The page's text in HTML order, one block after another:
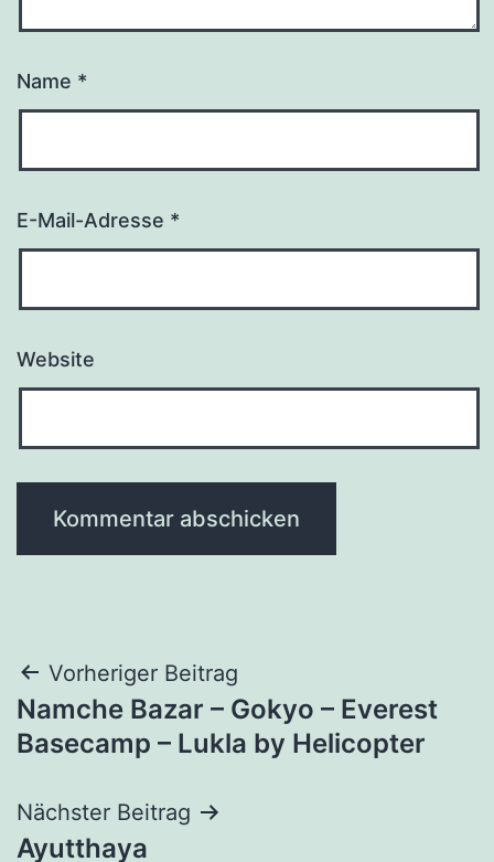
Name *
E-Mail-Adresse *
Website
Beitragsnavigation
Vorheriger Beitrag
Namche Bazar – Gokyo – Everest
Basecamp – Lukla by Helicopter
Nächster Beitrag
Ayutthaya